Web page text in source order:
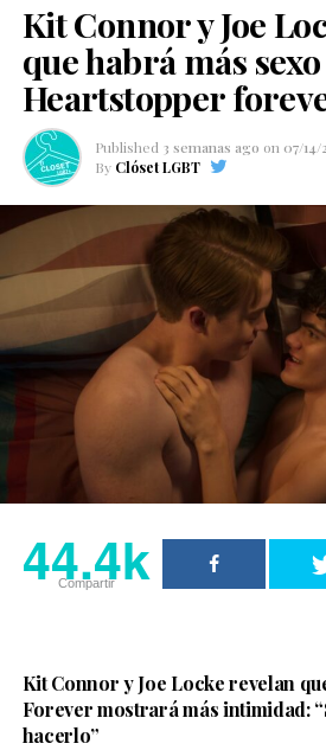
Kit Connor y Joe
que habrá más
Heartstopper
Published 3 semanas ago on 07/14/
By Clóset LGBT
44.4k
Compartir
Kit Connor y Joe Locke revelan
Forever mostrará más intimidad:
hacerlo”